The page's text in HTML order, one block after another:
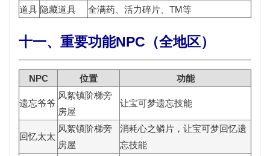
道具 隐藏道具 全满药、活力碎片、TM等
十一、重要功能NPC（全地区）
NPC 位置 功能
遗忘爷爷
风絮镇阶梯旁
房屋
让宝可梦遗忘技能
回忆太太
风絮镇阶梯旁
房屋
消耗心之鳞片 ，让宝可梦回忆遗
忘技能